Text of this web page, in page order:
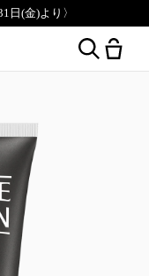
日(金)より〉